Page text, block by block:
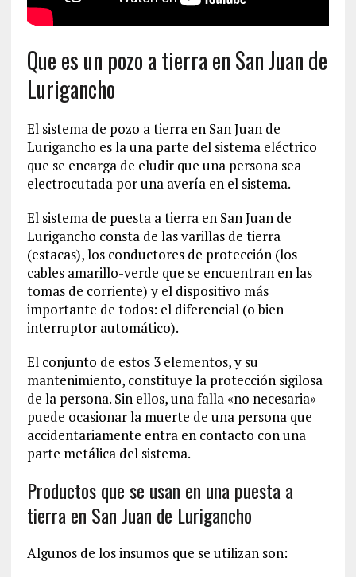
Que es un pozo a tierra en San Juan de
Lurigancho
El sistema de pozo a tierra en San Juan de
Lurigancho es la una parte del sistema eléctrico
que se encarga de eludir que una persona sea
electrocutada por una avería en el sistema.
El sistema de puesta a tierra en San Juan de
Lurigancho consta de las varillas de tierra
(estacas), los conductores de protección (los
cables amarillo-verde que se encuentran en las
tomas de corriente) y el dispositivo más
importante de todos: el diferencial (o bien
interruptor automático).
El conjunto de estos 3 elementos, y su
mantenimiento, constituye la protección sigilosa
de la persona. Sin ellos, una falla «no necesaria»
puede ocasionar la muerte de una persona que
accidentariamente entra en contacto con una
parte metálica del sistema.
Productos que se usan en una puesta a
tierra en San Juan de Lurigancho
Algunos de los insumos que se utilizan son: